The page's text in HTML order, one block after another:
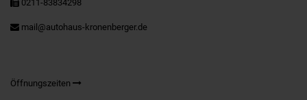
0211-83834298
mail@autohaus-kronenberger.de
Öffnungszeiten